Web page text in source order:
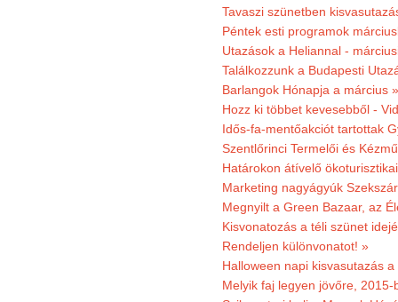
Tavaszi szünetben
Péntek esti programok
Utazások a Heliannal -
Találkozzunk a Budapesti
Barlangok Hónapja a március »
Hozz ki többet kevesebből -
Idős-fa-mentőakciót tartottak
Szentlőrinci Termelői és
Határokon átívelő
Marketing nagyágyúk
Megnyilt a Green Bazaar, az
Kisvonatozás a téli szünet
Rendeljen különvonatot! »
Halloween napi kisvasutazás
Melyik faj legyen jövőre,